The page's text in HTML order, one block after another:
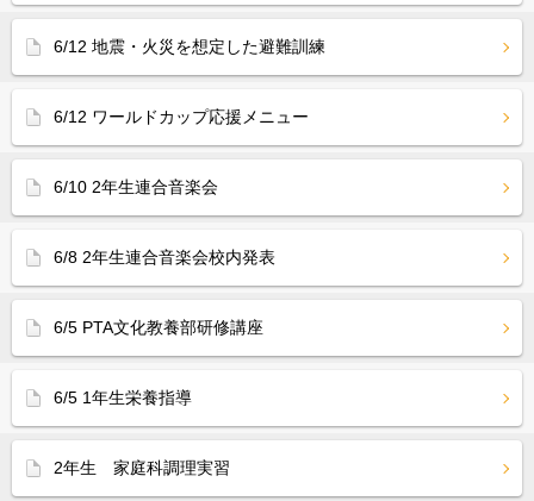
6/12 地震・火災を想定した避難訓練
6/12 ワールドカップ応援メニュー
6/10 2年生連合音楽会
6/8 2年生連合音楽会校内発表
6/5 PTA文化教養部研修講座
6/5 1年生栄養指導
2年生 家庭科調理実習